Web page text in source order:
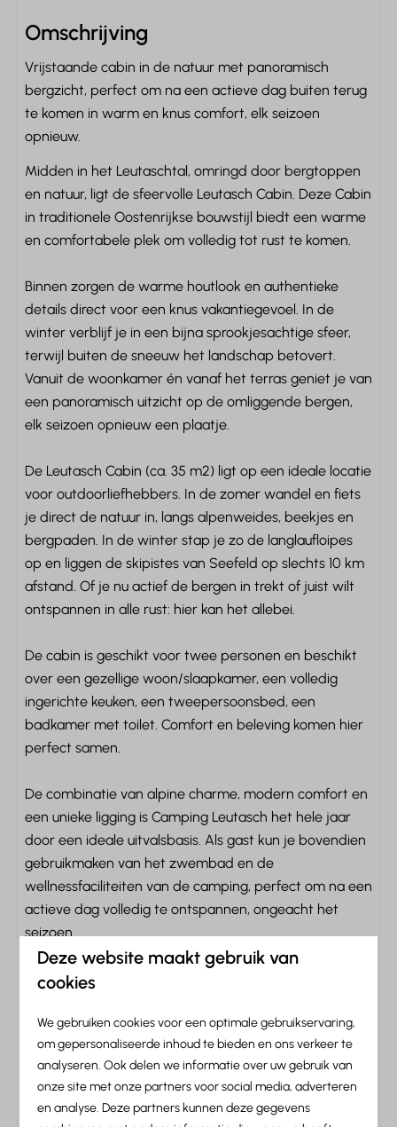
Complete keuken
Elektrische kookplaats: 4-pits
Afzuigkap
Koffiecupmachine: Nespresso
Waterkoker: Elektrische waterkoker
Koelkast: Zonder vriesvak
Pannen
Bestek
Eettafel
Borden
Slaapkamer
Inclusief beddengoed
Boxspringbedden
Televisie op de slaapkamer
Tweepersoonsbed: 1
Kledinghangers: 10
Kledinghangers
Badkamer
Douche
Wastafel: 1
Toilet
Föhn
Verwarming & Verkoeling
Centrale verwarming
Buiten
Veranda
Tuinmeubels
Locatie
Met zicht op bergen
Vrijstaand
Aan de bosrand
Rustige ligging
Toegankelijkheid
Gelijkvloers
Omschrijving
Vrijstaande cabin in de natuur met panoramisch
bergzicht, perfect om na een actieve dag buiten terug
te komen in warm en knus comfort, elk seizoen
opnieuw.
Midden in het Leutaschtal, omringd door bergtoppen
en natuur, ligt de sfeervolle Leutasch Cabin. Deze Cabin
in traditionele Oostenrijkse bouwstijl biedt een warme
en comfortabele plek om volledig tot rust te komen.
Binnen zorgen de warme houtlook en authentieke
details direct voor een knus vakantiegevoel. In de
winter verblijf je in een bijna sprookjesachtige sfeer,
terwijl buiten de sneeuw het landschap betovert.
Vanuit de woonkamer én vanaf het terras geniet je van
een panoramisch uitzicht op de omliggende bergen,
elk seizoen opnieuw een plaatje.
De Leutasch Cabin (ca. 35 m2) ligt op een ideale locatie
voor outdoorliefhebbers. In de zomer wandel en fiets
je direct de natuur in, langs alpenweides, beekjes en
bergpaden. In de winter stap je zo de langlaufloipes
op en liggen de skipistes van Seefeld op slechts 10 km
afstand. Of je nu actief de bergen in trekt of juist wilt
ontspannen in alle rust: hier kan het allebei.
De cabin is geschikt voor twee personen en beschikt
over een gezellige woon/slaapkamer, een volledig
ingerichte keuken, een tweepersoonsbed, een
badkamer met toilet. Comfort en beleving komen hier
perfect samen.
De combinatie van alpine charme, modern comfort en
een unieke ligging is Camping Leutasch het hele jaar
door een ideale uitvalsbasis. Als gast kun je bovendien
gebruikmaken van het zwembad en de
wellnessfaciliteiten van de camping, perfect om na een
actieve dag volledig te ontspannen, ongeacht het
seizoen.
Leutasch
Kortom: Camping Leutasch
Deze website maakt gebruik van
cookies
We gebruiken cookies voor een optimale gebruikservaring,
om gepersonaliseerde inhoud te bieden en ons verkeer te
analyseren. Ook delen we informatie over uw gebruik van
onze site met onze partners voor social media, adverteren
en analyse. Deze partners kunnen deze gegevens